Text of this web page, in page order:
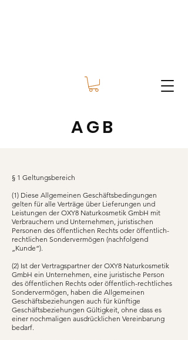
AGB
§ 1 Geltungsbereich
(1) Diese Allgemeinen Geschäftsbedingungen
gelten für alle Verträge über Lieferungen und
Leistungen der OXY8 Naturkosmetik GmbH mit
Verbrauchern und Unternehmen, juristischen
Personen des öffentlichen Rechts oder öffentlich-
rechtlichen Sondervermögen (nachfolgend
„Kunde“).
(2) Ist der Vertragspartner der OXY8 Naturkosmetik
GmbH ein Unternehmen, eine juristische Person
des öffentlichen Rechts oder öffentlich-rechtliches
Sondervermögen, haben die Allgemeinen
Geschäftsbeziehungen auch für künftige
Geschäftsbeziehungen Gültigkeit, ohne dass es
einer nochmaligen ausdrücklichen Vereinbarung
bedarf.